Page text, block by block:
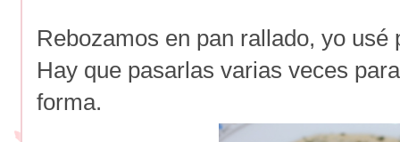
Rebozamos en pan rallado, yo
Hay que pasarlas varias veces
forma.